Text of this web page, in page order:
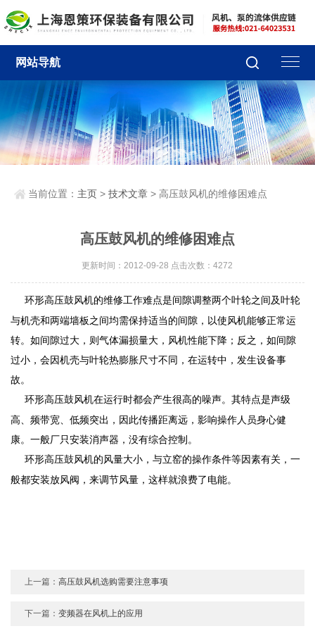
网站导航
当前位置： 主页 >技术文章 > 高压鼓风机的维修困难点
高压鼓风机的维修困难点
更新时间：2012-09-28 点击次数：4272
环形高压鼓风机的维修工作难点是间隙调整两个叶轮之间及叶轮
与机壳和两端墙板之间均需保持适当的间隙，以使风机能够正常运
转。如间隙过大，则气体漏损量大，风机性能下降；反之，如间隙
过小，会因机壳与叶轮热膨胀尺寸不同，在运转中，发生设备事
故。
环形高压鼓风机在运行时都会产生很高的噪声。其特点是声级
高、频带宽、低频突出，因此传播距离远，影响操作人员身心健
康。一般厂只安装消声器，没有综合控制。
环形高压鼓风机的风量大小，与立窑的操作条件等因素有关，一
般都安装放风阀，来调节风量，这样就浪费了电能。
上一篇：高压鼓风机选购需要注意事项
下一篇：变频器在风机上的应用